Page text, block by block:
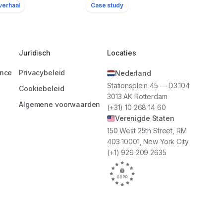
Locaties
van onze
Locaties
Case study
Juridisch
Privacybeleid
Cookiebeleid
Algemene voorwaarden
Locaties
Nederland
Stationsplein 45 — D3.104
3013 AK Rotterdam
(+31) 10 268 14 60
Verenigde Staten
150 West 25th Street, RM
403 10001, New York City
(+1) 929 209 2635